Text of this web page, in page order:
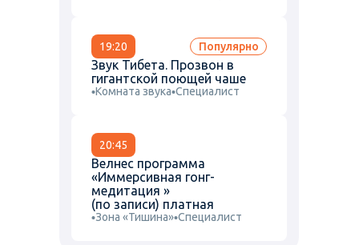
19:20 Популярно
Звук Тибета. Прозвон в
гигантской поющей чаше
Комната звука Специалист
20:45
Велнес программа
«Иммерсивная гонг-
медитация »
(по записи) платная
Зона «Тишина» Специалист